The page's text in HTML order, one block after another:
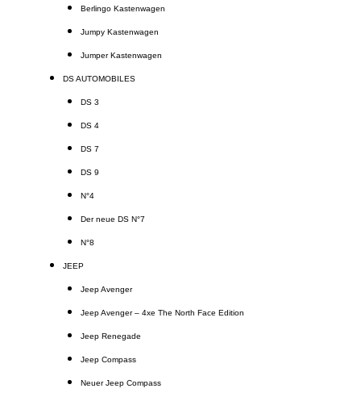
Berlingo Kastenwagen
Jumpy Kastenwagen
Jumper Kastenwagen
DS AUTOMOBILES
DS 3
DS 4
DS 7
DS 9
N°4
Der neue DS N°7
N°8
JEEP
Jeep Avenger
Jeep Avenger – 4xe The North Face Edition
Jeep Renegade
Jeep Compass
Neuer Jeep Compass